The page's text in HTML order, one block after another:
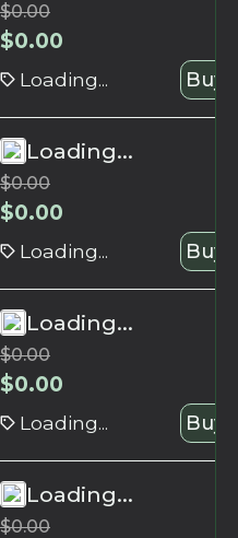
$0.00
$0.00
Loading... Buy
Loading...
$0.00
$0.00
Loading... Buy
Loading...
$0.00
$0.00
Loading... Buy
Loading...
$0.00